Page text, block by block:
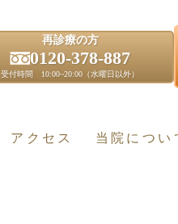
再診療の方
0120-378-887
受付時間 10:00~20:00（水曜日以外）
アクセス 当院につい